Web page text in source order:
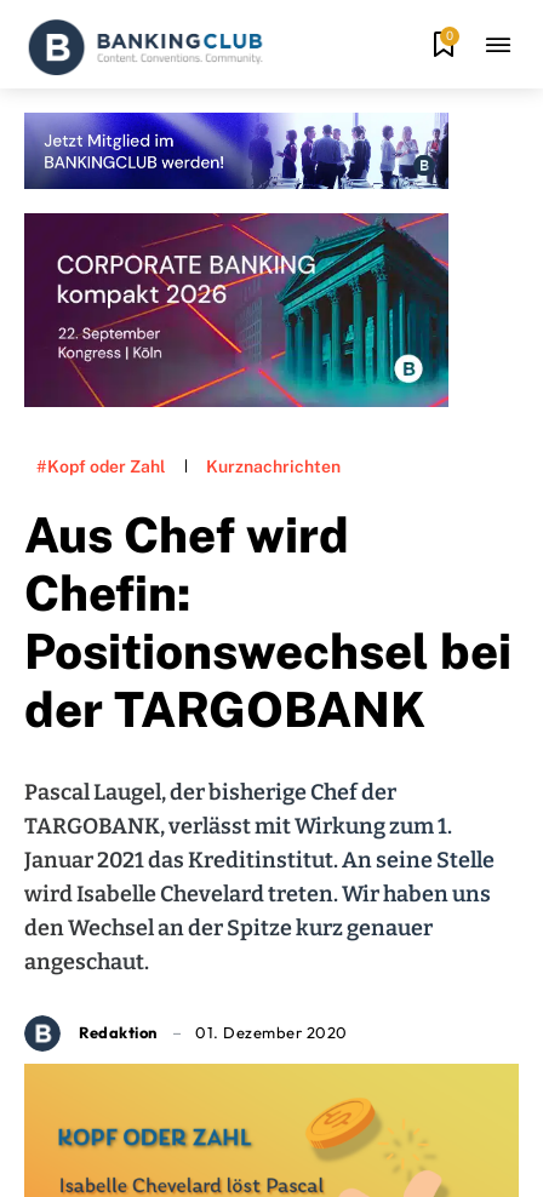
0
#Kopf oder Zahl Kurznachrichten
Aus Chef wird
Chefin:
Positionswechsel bei
der TARGOBANK
Pascal Laugel, der bisherige Chef der
TARGOBANK, verlässt mit Wirkung zum 1.
Januar 2021 das Kreditinstitut. An seine Stelle
wird Isabelle Chevelard treten. Wir haben uns
den Wechsel an der Spitze kurz genauer
angeschaut.
Redaktion 01. Dezember 2020